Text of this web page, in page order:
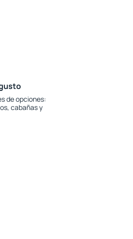
de opciones:
cabañas y